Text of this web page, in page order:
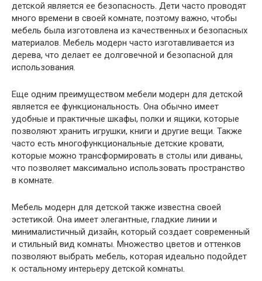
детской является ее безопасность. Дети часто проводят
много времени в своей комнате, поэтому важно, чтобы
мебель была изготовлена из качественных и безопасных
материалов. Мебель модерн часто изготавливается из
дерева, что делает ее долговечной и безопасной для
использования.
Еще одним преимуществом мебели модерн для детской
является ее функциональность. Она обычно имеет
удобные и практичные шкафы, полки и ящики, которые
позволяют хранить игрушки, книги и другие вещи. Также
часто есть многофункциональные детские кровати,
которые можно трансформировать в столы или диваны,
что позволяет максимально использовать пространство
в комнате.
Мебель модерн для детской также известна своей
эстетикой. Она имеет элегантные, гладкие линии и
минималистичный дизайн, который создает современный
и стильный вид комнаты. Множество цветов и оттенков
позволяют выбрать мебель, которая идеально подойдет
к остальному интерьеру детской комнаты.